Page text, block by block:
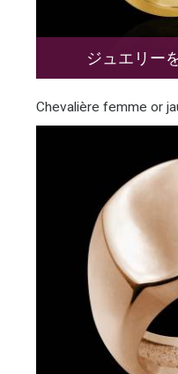
ジュエリー
Chevalière femme or